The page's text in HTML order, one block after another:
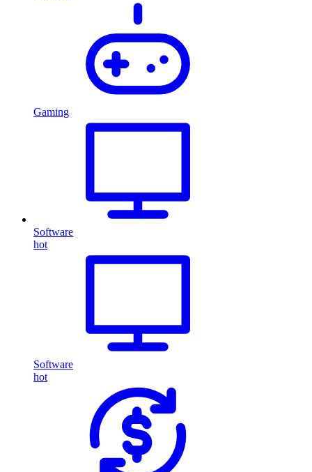
Gaming
Software
hot
Software
hot